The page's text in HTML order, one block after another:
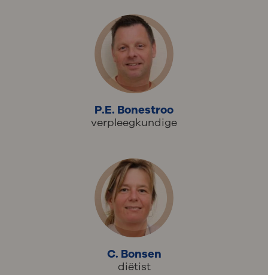
P.E. Bonestroo
verpleegkundige
C. Bonsen
diëtist